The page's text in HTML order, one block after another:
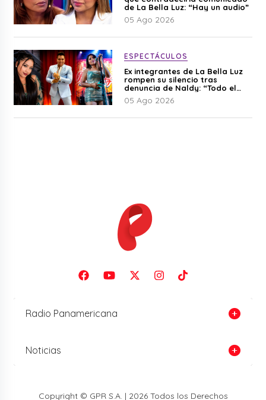
de La Bella Luz: “Hay un audio”
05 Ago 2026
ESPECTÁCULOS
Ex integrantes de La Bella Luz
rompen su silencio tras
denuncia de Naldy: “Todo el
mundo lo sabía”
05 Ago 2026
Radio Panamericana
Noticias
Copyright © GPR S.A. | 2026 Todos los Derechos